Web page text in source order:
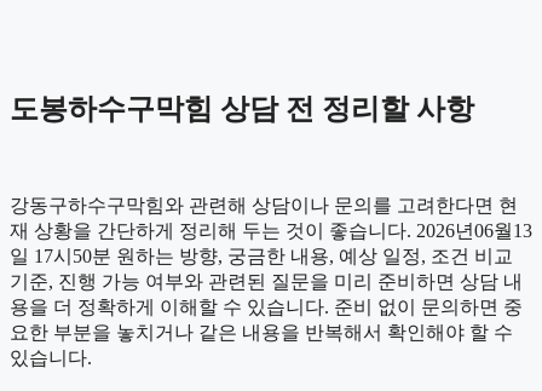
도봉하수구막힘 상담 전 정리할 사항
강동구하수구막힘와 관련해 상담이나 문의를 고려한다면 현
재 상황을 간단하게 정리해 두는 것이 좋습니다. 2026년06월13
일 17시50분 원하는 방향, 궁금한 내용, 예상 일정, 조건 비교
기준, 진행 가능 여부와 관련된 질문을 미리 준비하면 상담 내
용을 더 정확하게 이해할 수 있습니다. 준비 없이 문의하면 중
요한 부분을 놓치거나 같은 내용을 반복해서 확인해야 할 수
있습니다.